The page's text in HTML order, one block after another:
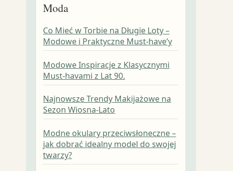
Moda
Co Mieć w Torbie na Długie Loty –
Modowe i Praktyczne Must-have’y
Modowe Inspiracje z Klasycznymi
Must-havami z Lat 90.
Najnowsze Trendy Makijażowe na
Sezon Wiosna-Lato
Modne okulary przeciwsłoneczne –
jak dobrać idealny model do swojej
twarzy?